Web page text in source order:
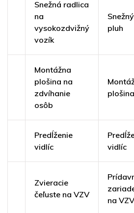
Snežná radlica
na
vysokozdvižný
vozík
Snežný
pluh
Montážna
plošina na
zdvíhanie
osôb
plošina
Predĺženie
vidlíc
vidlíc
Zvieracie
čeľuste na VZV
na VZV